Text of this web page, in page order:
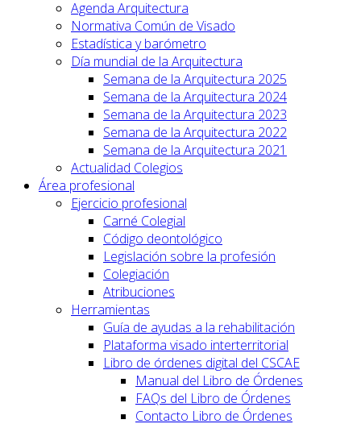
Agenda Arquitectura
Normativa Común de Visado
Estadística y barómetro
Día mundial de la Arquitectura
Semana de la Arquitectura 2025
Semana de la Arquitectura 2024
Semana de la Arquitectura 2023
Semana de la Arquitectura 2022
Semana de la Arquitectura 2021
Actualidad Colegios
Área profesional
Ejercicio profesional
Carné Colegial
Código deontológico
Legislación sobre la profesión
Colegiación
Atribuciones
Herramientas
Guía de ayudas a la rehabilitación
Plataforma visado interterritorial
Libro de órdenes digital del CSCAE
Manual del Libro de Órdenes
FAQs del Libro de Órdenes
Contacto Libro de Órdenes